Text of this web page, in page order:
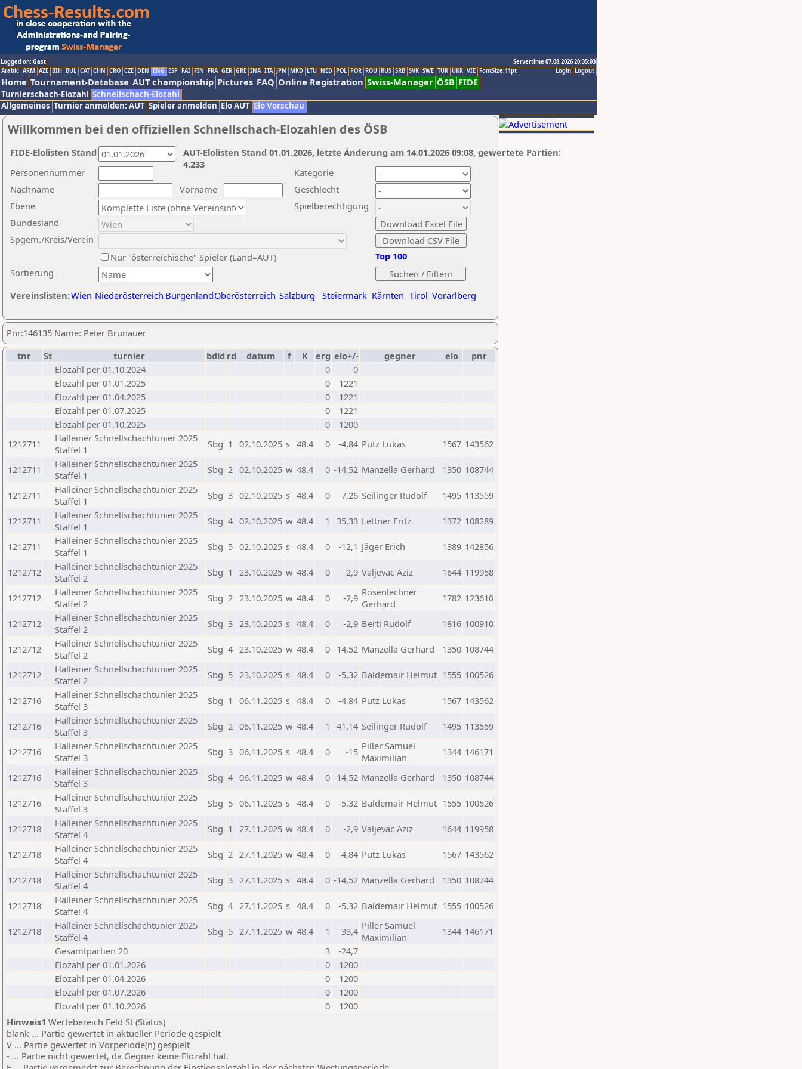
Logged on: Gast
Servertime 07.08.2026 20:35:03
Logout
Login
Arabic ARM AZE BIH BUL CAT CHN CRO CZE DEN ENG ESP FAI FIN FRA GER GRE INA ITA JPN MKD LTU NED POL POR ROU RUS SRB SVK SWE TUR UKR VIE FontSize:11pt
Home Tournament-Database AUT championship Pictures FAQ Online Registration Swiss-Manager ÖSB FIDE
Turnierschach-Elozahl Schnellschach-Elozahl
Allgemeines Turnier anmelden: AUT Spieler anmelden Elo AUT Elo Vorschau
Willkommen bei den offiziellen Schnellschach-Elozahlen des ÖSB
Nachname
Vorname
Ebene
Kategorie
Sortierung
Personennummer
Bundesland
Spgem./Kreis/Verein
Geschlecht
Nur "österreichische" Spieler (Land=AUT)
Spielberechtigung
Vereinslisten:Wien Niederösterreich BurgenlandOberösterreich Salzburg Steiermark Kärnten Tirol Vorarlberg
Top 100
AUT-Elolisten Stand 01.01.2026, letzte Änderung am 14.01.2026 09:08, gewertete Partien:
4.233
FIDE-Elolisten Stand
Pnr:146135 Name: Peter Brunauer
tnr
St turnier bdld rd datum f K erg elo+/- gegner elo
pnr
Elozahl per 01.10.2024
0
0
Elozahl per 01.01.2025
0
1221
Elozahl per 01.04.2025
0
1221
Elozahl per 01.07.2025
0
1221
Elozahl per 01.10.2025
0
1200
1212711
Halleiner Schnellschachtunier 2025
Staffel 1
Sbg 1 02.10.2025 s 48.4 0 -4,84 Putz Lukas 1567 143562
1212711
Halleiner Schnellschachtunier 2025
Staffel 1
Sbg 2 02.10.2025 w 48.4 0 -14,52 Manzella Gerhard 1350 108744
1212711
Halleiner Schnellschachtunier 2025
Staffel 1
Sbg 3 02.10.2025 s 48.4 0 -7,26 Seilinger Rudolf 1495 113559
1212711
Halleiner Schnellschachtunier 2025
Staffel 1
Sbg 4 02.10.2025 w 48.4 1 35,33 Lettner Fritz 1372 108289
1212711
Halleiner Schnellschachtunier 2025
Staffel 1
Sbg 5 02.10.2025 s 48.4 0 -12,1 Jäger Erich 1389 142856
1212712
Halleiner Schnellschachtunier 2025
Staffel 2
Sbg 1 23.10.2025 w 48.4 0 -2,9 Valjevac Aziz 1644 119958
1212712
Halleiner Schnellschachtunier 2025
Staffel 2
Sbg 2 23.10.2025 w 48.4 0 -2,9 Rosenlechner
Gerhard
1782 123610
1212712
Halleiner Schnellschachtunier 2025
Staffel 2
Sbg 3 23.10.2025 s 48.4 0 -2,9 Berti Rudolf 1816 100910
1212712
Halleiner Schnellschachtunier 2025
Staffel 2
Sbg 4 23.10.2025 w 48.4 0 -14,52 Manzella Gerhard 1350 108744
1212712
Halleiner Schnellschachtunier 2025
Staffel 2
Sbg 5 23.10.2025 s 48.4 0 -5,32 Baldemair Helmut 1555 100526
1212716
Halleiner Schnellschachtunier 2025
Staffel 3
Sbg 1 06.11.2025 s 48.4 0 -4,84 Putz Lukas 1567 143562
1212716
Halleiner Schnellschachtunier 2025
Staffel 3
Sbg 2 06.11.2025 w 48.4 1 41,14 Seilinger Rudolf 1495 113559
1212716
Halleiner Schnellschachtunier 2025
Staffel 3
Sbg 3 06.11.2025 s 48.4 0 -15 Piller Samuel
Maximilian
1344 146171
1212716
Halleiner Schnellschachtunier 2025
Staffel 3
Sbg 4 06.11.2025 w 48.4 0 -14,52 Manzella Gerhard 1350 108744
1212716
Halleiner Schnellschachtunier 2025
Staffel 3
Sbg 5 06.11.2025 s 48.4 0 -5,32 Baldemair Helmut 1555 100526
1212718
Halleiner Schnellschachtunier 2025
Staffel 4
Sbg 1 27.11.2025 w 48.4 0 -2,9 Valjevac Aziz 1644 119958
1212718
Halleiner Schnellschachtunier 2025
Staffel 4
Sbg 2 27.11.2025 w 48.4 0 -4,84 Putz Lukas 1567 143562
1212718
Halleiner Schnellschachtunier 2025
Staffel 4
Sbg 3 27.11.2025 s 48.4 0 -14,52 Manzella Gerhard 1350 108744
1212718
Halleiner Schnellschachtunier 2025
Staffel 4
Sbg 4 27.11.2025 s 48.4 0 -5,32 Baldemair Helmut 1555 100526
1212718
Halleiner Schnellschachtunier 2025
Staffel 4
Sbg 5 27.11.2025 w 48.4 1 33,4 Piller Samuel
Maximilian
1344 146171
Gesamtpartien 20
3
-24,7
Elozahl per 01.01.2026
0
1200
Elozahl per 01.04.2026
0
1200
Elozahl per 01.07.2026
0
1200
Elozahl per 01.10.2026
0
1200
Hinweis1 Wertebereich Feld St (Status)
blank ... Partie gewertet in aktueller Periode gespielt
V ... Partie gewertet in Vorperiode(n) gespielt
- ... Partie nicht gewertet, da Gegner keine Elozahl hat.